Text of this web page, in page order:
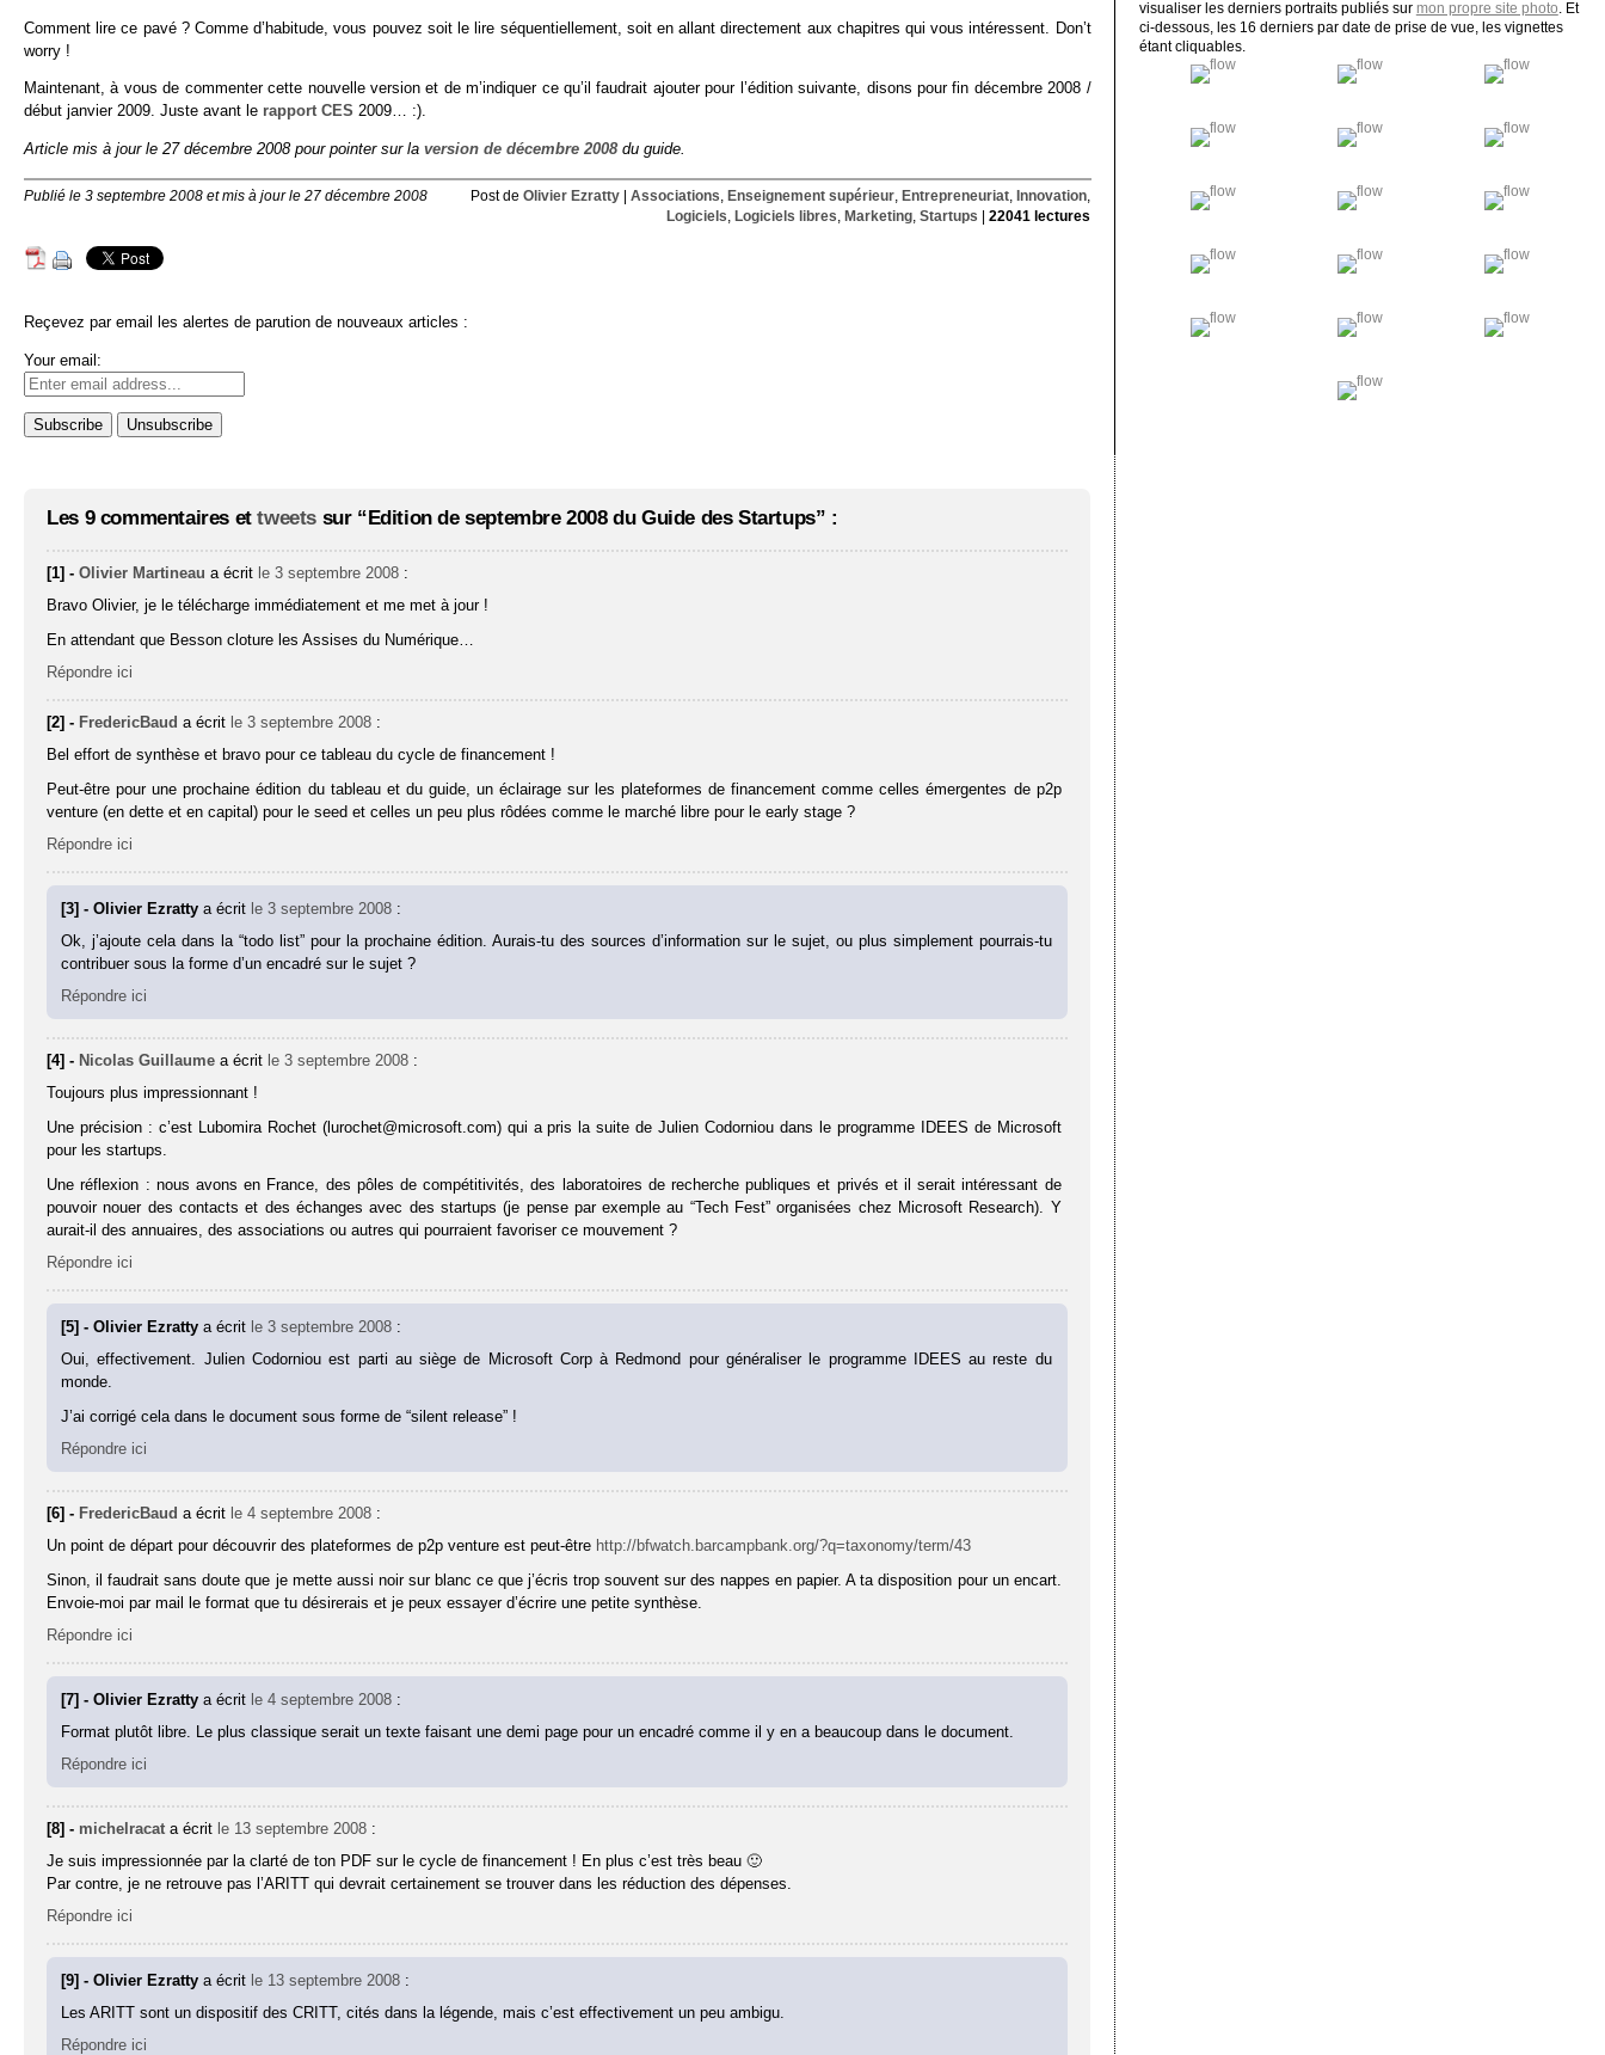
Comment lire ce pavé ? Comme d’habitude, vous pouvez soit le lire séquentiellement, soit en allant directement aux chapitres qui vous intéressent. Don’t
worry !
Maintenant, à vous de commenter cette nouvelle version et de m’indiquer ce qu’il faudrait ajouter pour l’édition suivante, disons pour fin décembre 2008 /
début janvier 2009. Juste avant le rapport CES 2009… :).
Article mis à jour le 27 décembre 2008 pour pointer sur la version de décembre 2008du guide.
Publié le 3 septembre 2008 et mis à jour le 27 décembre 2008 Post de Olivier Ezratty| Associations Enseignement supérieur, Entrepreneuriat, Innovation,
Logiciels
Logiciels libres Marketing, Startups 22041 lectures
Reçevez par email les alertes de parution de nouveaux articles :
Your email:
Les 9 commentaires ettweets sur “Edition de septembre 2008 du Guide des Startups” :
[1] -Olivier Martineau a écrit le 3 septembre 2008 :
Bravo Olivier, je le télécharge immédiatement et me met à jour !
En attendant que Besson cloture les Assises du Numérique…
Répondre ici
[2] - FredericBaud a écrit le 3 septembre 2008 :
Bel effort de synthèse et bravo pour ce tableau du cycle de financement !
Peut-être pour une prochaine édition du tableau et du guide, un éclairage sur les plateformes de financement comme celles émergentes de p2p
venture (en dette et en capital) pour le seed et celles un peu plus rôdées comme le marché libre pour le early stage ?
Répondre ici
[3] - Olivier Ezrattya écrit le 3 septembre 2008 :
Ok, j’ajoute cela dans la “todo list” pour la prochaine édition. Aurais-tu des sources d’information sur le sujet, ou plus simplement pourrais-tu
contribuer sous la forme d’un encadré sur le sujet ?
Répondre ici
[4] - Nicolas Guillaume a écrit le 3 septembre 2008 :
Toujours plus impressionnant !
Une précision : c’est Lubomira Rochet (lurochet@microsoft.com) qui a pris la suite de Julien Codorniou dans le programme IDEES de Microsoft
pour les startups.
Une réflexion : nous avons en France, des pôles de compétitivités, des laboratoires de recherche publiques et privés et il serait intéressant de
pouvoir nouer des contacts et des échanges avec des startups (je pense par exemple au “Tech Fest” organisées chez Microsoft Research). Y
aurait-il des annuaires, des associations ou autres qui pourraient favoriser ce mouvement ?
Répondre ici
[5] - Olivier Ezrattya écrit le 3 septembre 2008 :
Oui, effectivement. Julien Codorniou est parti au siège de Microsoft Corp à Redmond pour généraliser le programme IDEES au reste du
monde.
J’ai corrigé cela dans le document sous forme de “silent release” !
Répondre ici
[6] - FredericBaud a écrit le 4 septembre 2008 :
Un point de départ pour découvrir des plateformes de p2p venture est peut-être http://bfwatch.barcampbank.org/?q=taxonomy/term/43
Sinon, il faudrait sans doute que je mette aussi noir sur blanc ce que j’écris trop souvent sur des nappes en papier. A ta disposition pour un encart.
Envoie-moi par mail le format que tu désirerais et je peux essayer d’écrire une petite synthèse.
Répondre ici
[7] - Olivier Ezrattya écrit le 4 septembre 2008 :
Format plutôt libre. Le plus classique serait un texte faisant une demi page pour un encadré comme il y en a beaucoup dans le document.
Répondre ici
[8] - michelracat a écrit le 13 septembre 2008 :
Je suis impressionnée par la clarté de ton PDF sur le cycle de financement ! En plus c’est très beau 🙂
Par contre, je ne retrouve pas l’ARITT qui devrait certainement se trouver dans les réduction des dépenses.
Répondre ici
[9] - Olivier Ezrattya écrit le 13 septembre 2008 :
Les ARITT sont un dispositif des CRITT, cités dans la légende, mais c’est effectivement un peu ambigu.
Répondre ici
visualiser les derniers portraits publiés sur mon propre site photo. Et
ci-dessous, les 16 derniers par date de prise de vue, les vignettes
étant cliquables.